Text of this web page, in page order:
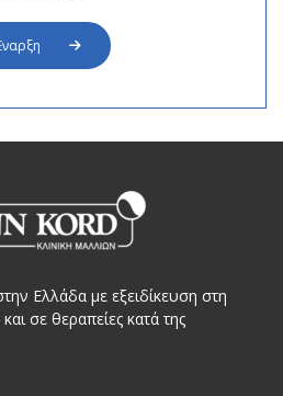
Ελλάδα με εξειδίκευση στη
σε θεραπείες κατά της